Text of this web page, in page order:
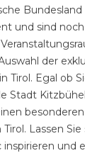
Bundesland
und sind
der
Tirol. Egal ob
Stadt
besonderen
Lassen
und